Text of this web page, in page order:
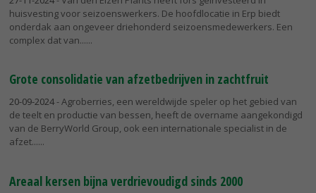
huisvesting voor seizoenswerkers. De hoofdlocatie in Erp biedt
onderdak aan ongeveer driehonderd seizoensmedewerkers. Een
complex dat van...
Grote consolidatie van afzetbedrijven in zachtfruit
20-09-2024- Agroberries, een wereldwijde speler op het gebied van
de teelt en productie van bessen, heeft de overname aangekondigd
van de BerryWorld Group, ook een internationale specialist in de
afzet...
Areaal kersen bijna verdrievoudigd sinds 2000